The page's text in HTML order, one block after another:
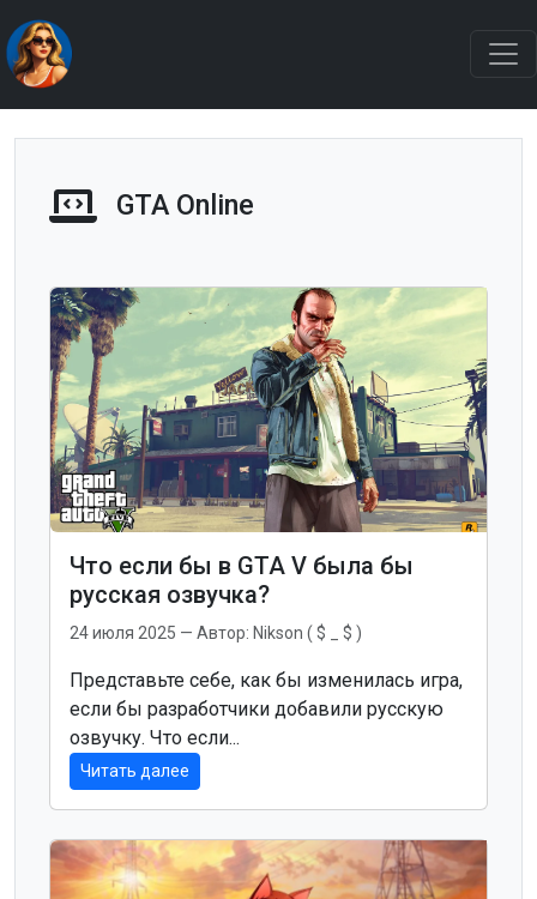
GTA Online
Что если бы в GTA V была бы
русская озвучка?
24 июля 2025 — Автор: Nikson ( $ _ $ )
Представьте себе, как бы изменилась игра,
если бы разработчики добавили русскую
озвучку. Что если...
Читать далее